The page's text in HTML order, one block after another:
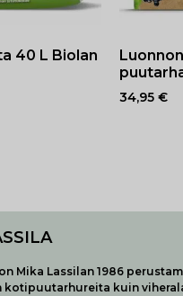
40 L Biolan
34,95 €
Mika Lassilan 1986
kotipuutarhureita kuin